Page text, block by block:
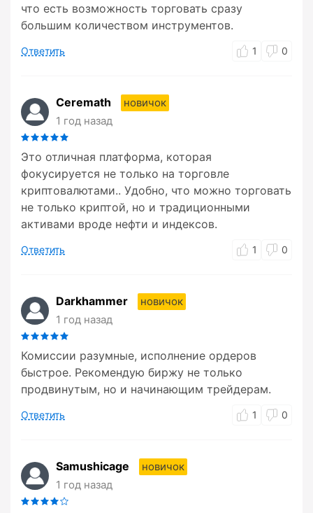
что есть возможность торговать сразу
большим количеством инструментов.
Ответить 1 0
Ceremath
новичок
1 год назад
Это отличная платформа, которая
фокусируется не только на торговле
криптовалютами.. Удобно, что можно торговать
не только криптой, но и традиционными
активами вроде нефти и индексов.
Ответить 1 0
Darkhammer
новичок
1 год назад
Комиссии разумные, исполнение ордеров
быстрое. Рекомендую биржу не только
продвинутым, но и начинающим трейдерам.
Ответить 1 0
Samushicage
новичок
1 год назад